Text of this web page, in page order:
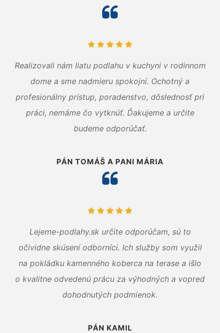
Realizovali nám liatu podlahu v kuchyni v rodinnom
dome a sme nadmieru spokojní. Ochotný a
profesionálny prístup, poradenstvo, dôslednosť pri
práci, nemáme čo vytknúť. Ďakujeme a určite
budeme odporúčať.
PÁN TOMÁŠ A PANI MÁRIA
Lejeme-podlahy.sk určite odporúčam, sú to
očividne skúsení odborníci. Ich služby som využil
na pokládku kamenného koberca na terase a išlo
o kvalitne odvedenú prácu za výhodných a vopred
dohodnutých podmienok.
PÁN KAMIL